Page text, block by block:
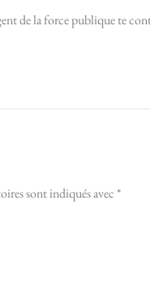
de la force publique te
sont indiqués avec *